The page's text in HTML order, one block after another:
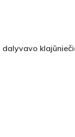
dalyvavo